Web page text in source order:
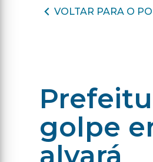
VOLTAR PARA O
golpe
alvará